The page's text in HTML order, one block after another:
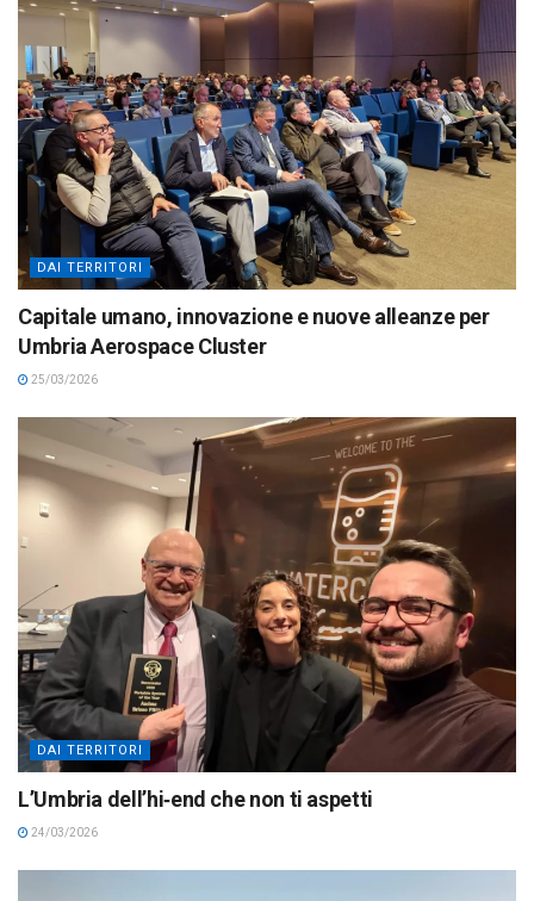
DAI TERRITORI
Capitale umano, innovazione e nuove alleanze per
Umbria Aerospace Cluster
25/03/2026
DAI TERRITORI
L’Umbria dell’hi‑end che non ti aspetti
24/03/2026